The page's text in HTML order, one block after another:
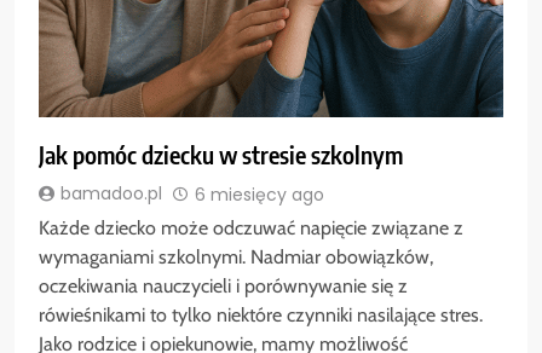
Jak pomóc dziecku w stresie szkolnym
bamadoo.pl 6 miesięcy ago
Każde dziecko może odczuwać napięcie związane z
wymaganiami szkolnymi. Nadmiar obowiązków,
oczekiwania nauczycieli i porównywanie się z
rówieśnikami to tylko niektóre czynniki nasilające stres.
Jako rodzice i opiekunowie, mamy możliwość